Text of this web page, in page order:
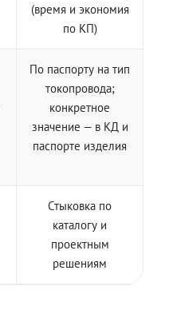
(время и экономия
по КП)
По паспорту на тип
токопровода;
конкретное
значение — в КД и
паспорте изделия
Стыковка по
каталогу и
проектным
решениям